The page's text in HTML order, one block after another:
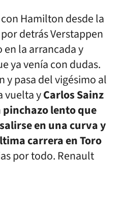
Hamilton desde la
detrás Verstappen
en la arrancada y
ya venía con dudas.
y pasa del vigésimo al
vuelta yCarlos Sainz
lento que
en una curva y
carrera en Toro
por todo. Renault